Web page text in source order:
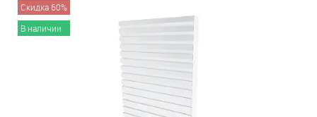
Скидка 60%
В наличии